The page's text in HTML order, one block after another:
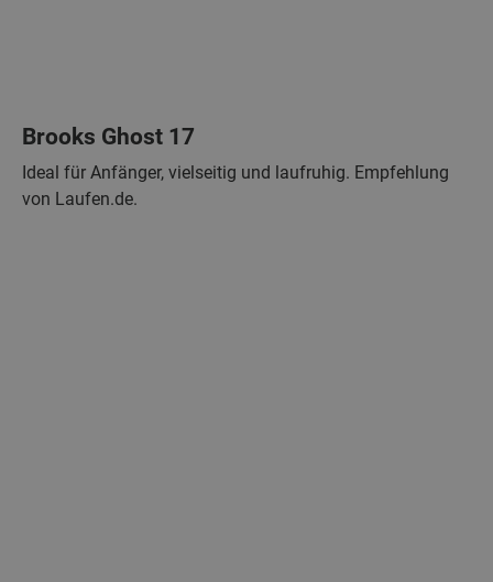
Brooks Ghost 17
Ideal für Anfänger, vielseitig und laufruhig. Empfehlung
von Laufen.de.